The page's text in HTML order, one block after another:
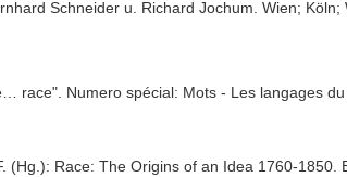
Schneider u. Richard Jochum. Wien; Köln;
race". Numero spécial: Mots - Les langages du
(Hg.): Race: The Origins of an Idea 1760-1850.